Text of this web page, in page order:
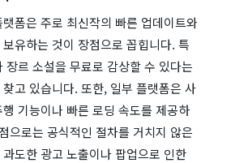
폼은 주로 최신작의 빠른 업데이트와
유하는 것이 장점으로 꼽힙니다. 특
장르 소설을 무료로 감상할 수 있다는
고 있습니다. 또한, 일부 플랫폼은 사
기능이나 빠른 로딩 속도를 제공하
으로는 공식적인 절차를 거치지 않은
도한 광고 노출이나 팝업으로 인한